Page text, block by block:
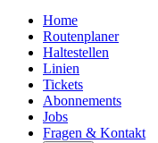
Home
Routenplaner
Haltestellen
Linien
Tickets
Abonnements
Jobs
Fragen & Kontakt